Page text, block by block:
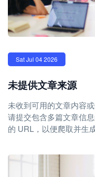
Sat Jul 04 2026
未提供文章来源
未收到可用的文章内容
请提交包含多篇文章信
的 URL，以便爬取并生